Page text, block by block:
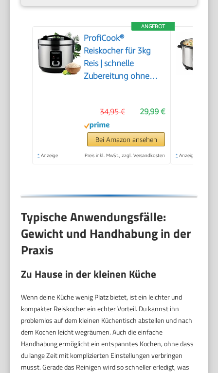
ANGEBOT
ProfiCook®
Reiskocher für 3kg
Reis | schnelle
Zubereitung ohne
inkl. Messbecher &
Reislöffel | Rice
Cooker mit Antihaft |
Reiskocher mit
29,99 €
34,95 €
Bei Amazon ansehen
* Anzeige Preis inkl. MwSt., zzgl. Versandkosten * Anzeige
Typische Anwendungsfälle:
Gewicht und Handhabung in der
Praxis
Zu Hause in der kleinen Küche
Wenn deine Küche wenig Platz bietet, ist ein leichter und
kompakter Reiskocher ein echter Vorteil. Du kannst ihn
problemlos auf dem kleinen Küchentisch abstellen und nach
dem Kochen leicht wegräumen. Auch die einfache
Handhabung ermöglicht ein entspanntes Kochen, ohne dass
du lange Zeit mit komplizierten Einstellungen verbringen
musst. Gerade das Reinigen wird so schneller erledigt, was